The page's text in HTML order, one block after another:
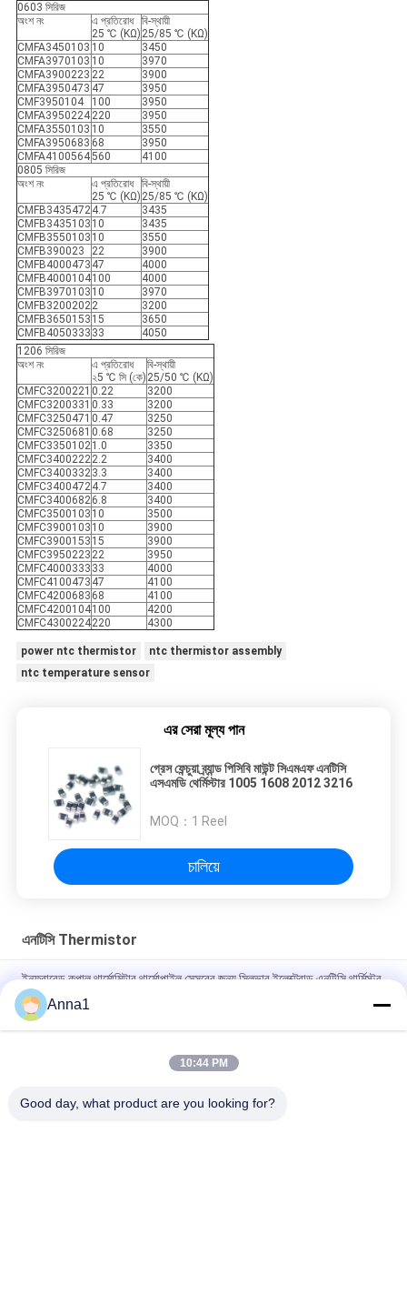
0603 সিরিজ
অংশ নং
এ প্রতিরোধ
25 ℃ (KΩ)
বি-স্থায়ী
25/85 ℃ (KΩ)
CMFA3450103 10
3450
CMFA3970103 10
3970
CMFA3900223 22
3900
CMFA3950473 47
3950
CMF3950104
100
3950
CMFA3950224 220
3950
CMFA3550103 10
3550
CMFA3950683 68
3950
CMFA4100564560
4100
0805 সিরিজ
অংশ নং
এ প্রতিরোধ
25 ℃ (KΩ)
বি-স্থায়ী
25/85 ℃ (KΩ)
CMFB34354724.7
3435
CMFB3435103 10
3435
CMFB3550103 10
3550
CMFB390023
22
3900
CMFB4000473 47
4000
CMFB4000104100
4000
CMFB3970103 10
3970
CMFB32002022
3200
CMFB3650153 15
3650
CMFB4050333 33
4050
1206 সিরিজ
অংশ নং
এ প্রতিরোধ
২5 ℃ সি (কে)
বি-স্থায়ী
25/50 ℃ (KΩ)
CMFC3200221 0.22
3200
CMFC3200331 0.33
3200
CMFC3250471 0.47
3250
CMFC3250681 0.68
3250
CMFC33501021.0
3350
CMFC34002222.2
3400
CMFC34003323.3
3400
CMFC34004724.7
3400
CMFC34006826.8
3400
CMFC3500103 10
3500
CMFC3900103 10
3900
CMFC3900153 15
3900
CMFC3950223 22
3950
CMFC4000333 33
4000
CMFC4100473 47
4100
CMFC4200683 68
4100
CMFC4200104100
4200
CMFC4300224220 4300
power ntc thermistor
ntc thermistor assembly
ntc temperature sensor
এর সেরা মূল্য পান
গ্রেস ফেন্চুয়া ব্র্যান্ড পিসিবি মাউন্ট সিএমএফ এনটিসি
এসএমডি থের্মিস্টার 1005 1608 2012 3216
MOQ： 1 Reel
চালিয়ে
এনটিসি Thermistor
ইনফ্রারেড কপাল থার্মোমিটার থার্মোপাইল সেন্সরের জন্য সিলভার ইলেক্ট্রোড এনটিসি থার্মিস্টর
চিপ এমএফ 5 8 100 কেওএইচএম 3950
MF54 প্লাস্টিক প্যাকেজ ডিত্তড তাপমাত্রা পরিমাপ NTC তাপমাত্রা তাপবিদ্যুৎ
সিরামিক ইনসুলার এনটিসি থার্মিস্টার MF75-0.2 / 70 70A 0.2 ওহম বি2600
Anna1
10:44 PM
Good day, what product are you looking for?